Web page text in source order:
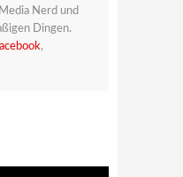
Nerd und
Dingen.
,